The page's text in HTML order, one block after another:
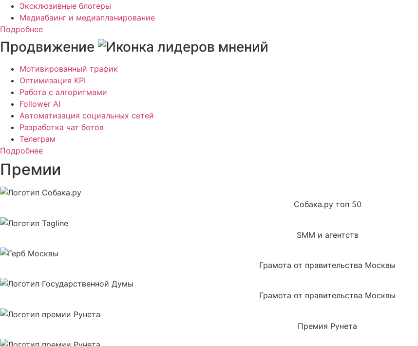
Эксклюзивные блогеры
Медиабаинг и медиапланирование
Подробнее
Продвижение
Мотивированный трафик
Оптимизация KPI
Работа с алгоритмами
Follower AI
Автоматизация социальных сетей
Разработка чат ботов
Телеграм
Подробнее
Премии
Собака.ру топ 50
SMM и агентств
Грамота от правительства Москвы
Грамота от правительства Москвы
Премия Рунета